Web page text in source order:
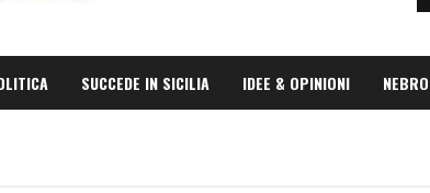
SUCCEDE IN SICILIA IDEE & OPINIONI